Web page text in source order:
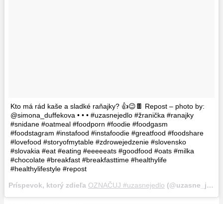
Kto má rád kaše a sladké raňajky? 👍😉🍫 Repost – photo by:
@simona_duffekova • • • #uzasnejedlo #žranička #ranajky
#snidane #oatmeal #foodporn #foodie #foodgasm
#foodstagram #instafood #instafoodie #greatfood #foodshare
#lovefood #storyofmytable #zdrowejedzenie #slovensko
#slovakia #eat #eating #eeeeeats #goodfood #oats #milka
#chocolate #breakfast #breakfasttime #healthylife
#healthylifestyle #repost
Príspevok, ktorý zdieľa OZNAČUJ #uzasnejedlo (@uzasne_jedlo),